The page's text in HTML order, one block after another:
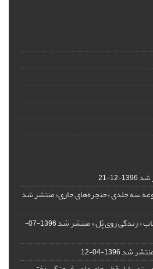
شد1396-12-21
سه جلدی «حنجره‌های جاری» منتشر شد
« زندگی روی پُل » منتشر شد
1396-07-
منتشر شد1396-04-12